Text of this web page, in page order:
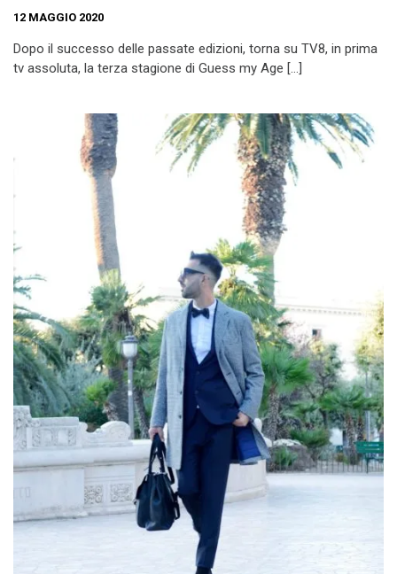
12 MAGGIO 2020
Dopo il successo delle passate edizioni, torna su TV8, in prima
tv assoluta, la terza stagione di Guess my Age […]